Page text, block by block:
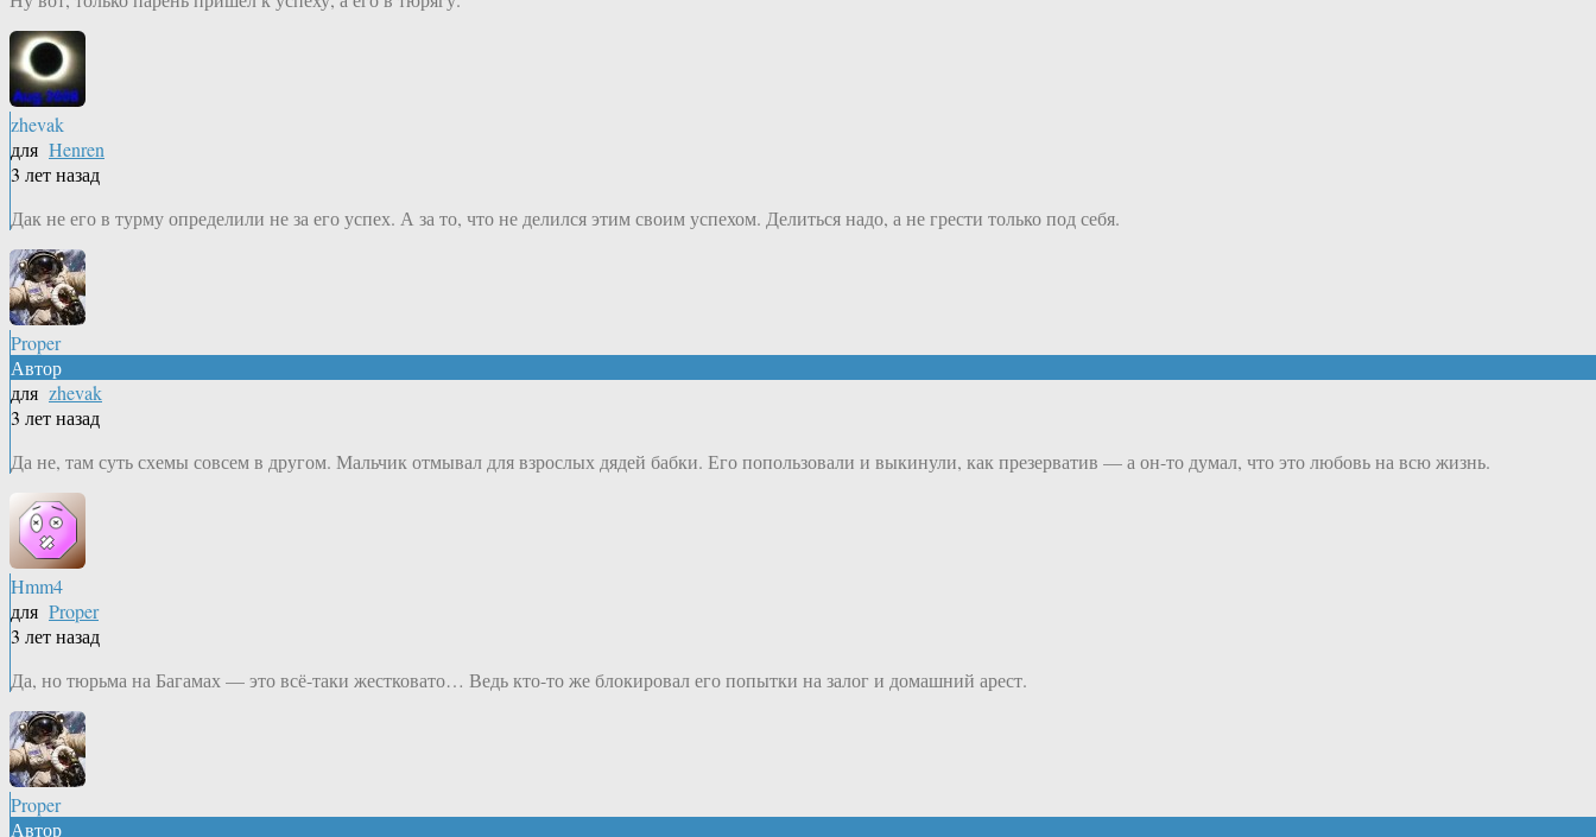
zhevak
для Henren
3 лет назад
Дак не его в турму определили не за его успех. А за то, что не делился этим своим успехом. Делиться надо, а не грести только под себя.
Proper
Автор
для zhevak
3 лет назад
Да не, там суть схемы совсем в другом. Мальчик отмывал для взрослых дядей бабки. Его попользовали и выкинули, как презерватив — а он-то думал, что это любовь на всю жизнь.
Hmm4
для Proper
3 лет назад
Да, но тюрьма на Багамах — это всё-таки жестковато… Ведь кто-то же блокировал его попытки на залог и домашний арест.
Proper
Автор